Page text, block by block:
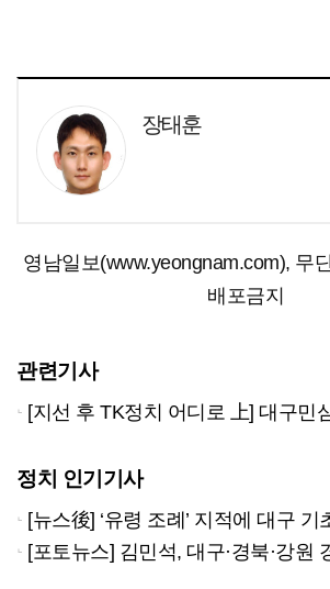
장태훈
영남일보(www.yeongnam.com), 무
배포금지
관련기사
[지선 후 TK정치 어디로 上] 대구민심, 국힘에 ‘조건부 재신임
정치 인기기사
[뉴스後] ‘유령 조례’ 지적에 대구 기
[포토뉴스] 김민석, 대구·경북·강원